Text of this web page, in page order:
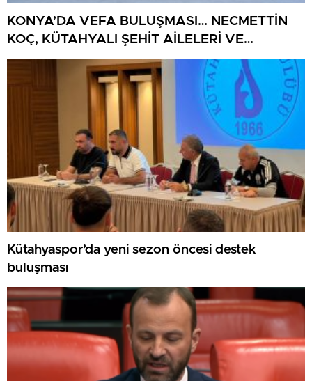
KONYA’DA VEFA BULUŞMASI… NECMETTİN
KOÇ, KÜTAHYALI ŞEHİT AİLELERİ VE
GAZİLERİ AĞIRLADI
Kütahyaspor’da yeni sezon öncesi destek
buluşması